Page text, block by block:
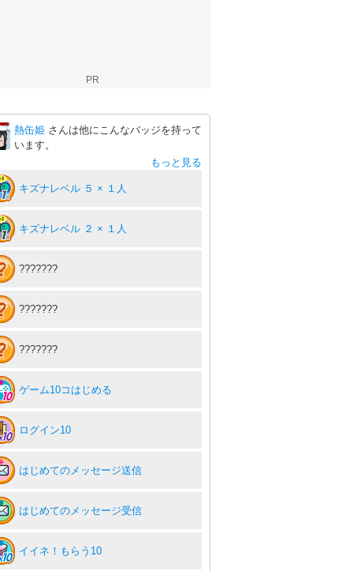
PR
熱缶姫 さんは他にこんなバッジを持って
います。
もっと見る
キズナレベル ５ × １人
キズナレベル ２ × １人
???????
???????
???????
ゲーム10コはじめる
ログイン10
はじめてのメッセージ送信
はじめてのメッセージ受信
イイネ！もらう10